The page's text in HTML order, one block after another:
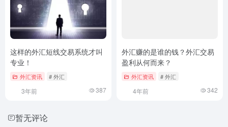
这样的外汇短线交易系统才叫
专业！
外汇资讯 # 外汇
3年前 387
外汇赚的是谁的钱？外汇交易
盈利从何而来？
外汇资讯 # 外汇
4年前 342
暂无评论